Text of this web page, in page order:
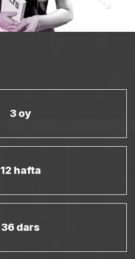
3 oy
12 hafta
36 dars